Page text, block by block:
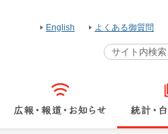
English よくある御質問